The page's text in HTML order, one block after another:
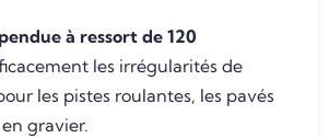
à ressort de 120
les irrégularités de
les pistes roulantes, les pavés
gravier.